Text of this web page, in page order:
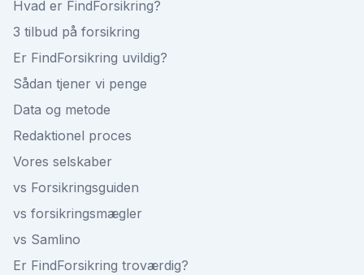
Hvad er FindForsikring?
3 tilbud på forsikring
Er FindForsikring uvildig?
Sådan tjener vi penge
Data og metode
Redaktionel proces
Vores selskaber
vs Forsikringsguiden
vs forsikringsmægler
vs Samlino
Er FindForsikring troværdig?